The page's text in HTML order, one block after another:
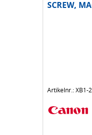
SCREW,
Artikelnr.: XB1-